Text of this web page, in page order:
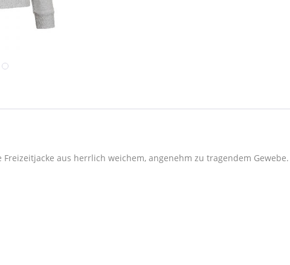
aus herrlich weichem, angenehm zu tragendem Gewebe.